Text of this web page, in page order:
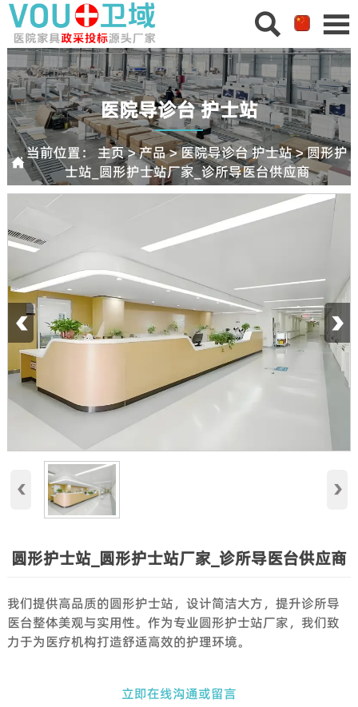
 
医院导诊台 护士站
当前位置： 主页>产品>医院导诊台 护士站>圆形护
士站_圆形护士站厂家_诊所导医台供应商
‹ ›
‹ ›
圆形护士站_圆形护士站厂家_诊所导医台供应商
我们提供高品质的圆形护士站，设计简洁大方，提升诊所导
医台整体美观与实用性。作为专业圆形护士站厂家，我们致
力于为医疗机构打造舒适高效的护理环境。
立即在线沟通或留言